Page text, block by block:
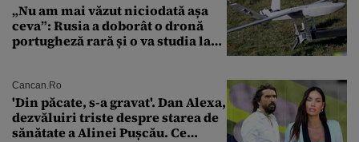
„Nu am mai văzut niciodată așa
ceva”: Rusia a doborât o dronă
portugheză rară și o va studia la
Cancan.ro
'Din păcate, s-a gravat'. Dan Alexa,
dezvăluiri triste despre starea de
sănătate a Alinei Pușcău. Ce